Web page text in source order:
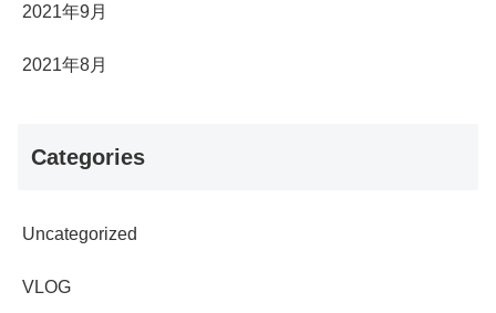
2021年9月
2021年8月
Categories
Uncategorized
VLOG